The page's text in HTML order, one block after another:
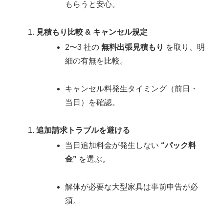
もらうと安心。
見積もり比較 & キャンセル規定
2〜3 社の 無料出張見積もり を取り、明
細の有無を比較。
キャンセル料発生タイミング（前日・
当日）を確認。
追加請求トラブルを避ける
当日追加料金が発生しない “パック料
金” を選ぶ。
解体が必要な大型家具は事前申告が必
須。